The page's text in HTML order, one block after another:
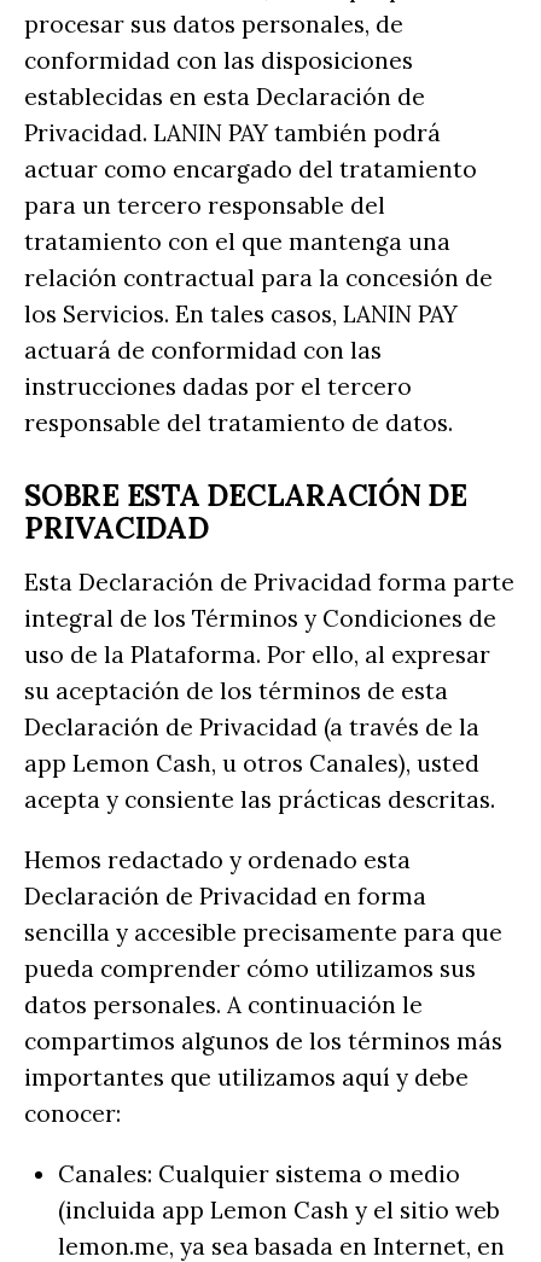
procesar sus datos personales, de
conformidad con las disposiciones
establecidas en esta Declaración de
Privacidad. LANIN PAY también podrá
actuar como encargado del tratamiento
para un tercero responsable del
tratamiento con el que mantenga una
relación contractual para la concesión de
los Servicios. En tales casos, LANIN PAY
actuará de conformidad con las
instrucciones dadas por el tercero
responsable del tratamiento de datos.
SOBRE ESTA DECLARACIÓN DE
PRIVACIDAD
Esta Declaración de Privacidad forma parte
integral de los Términos y Condiciones de
uso de la Plataforma. Por ello, al expresar
su aceptación de los términos de esta
Declaración de Privacidad (a través de la
app Lemon Cash, u otros Canales), usted
acepta y consiente las prácticas descritas.
Hemos redactado y ordenado esta
Declaración de Privacidad en forma
sencilla y accesible precisamente para que
pueda comprender cómo utilizamos sus
datos personales. A continuación le
compartimos algunos de los términos más
importantes que utilizamos aquí y debe
conocer:
Canales: Cualquier sistema o medio
(incluida app Lemon Cash y el sitio web
lemon.me, ya sea basada en Internet, en